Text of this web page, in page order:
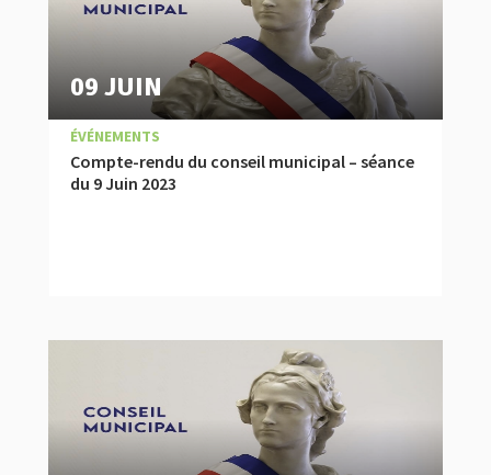
Compte-rendu du conseil municipal – séance
du 9 Juin 2023
09 JUIN
COMPTES RENDUS
ÉVÉNEMENTS